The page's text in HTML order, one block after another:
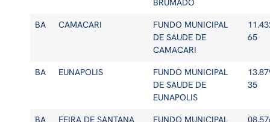
BRUMADO
BA CAMACARI
FUNDO MUNICIPAL
DE SAUDE DE
CAMACARI
65
BA EUNAPOLIS
FUNDO MUNICIPAL
DE SAUDE DE
EUNAPOLIS
35
BA FEIRA DE SANTANA
FUNDO MUNICIPAL